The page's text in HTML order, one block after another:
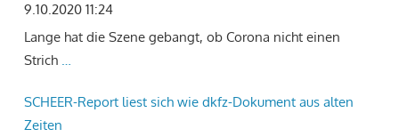
9.10.2020 11:24
Lange hat die Szene gebangt, ob Corona nicht einen
Strich …
SCHEER-Report liest sich wie dkfz-Dokument aus alten
Zeiten